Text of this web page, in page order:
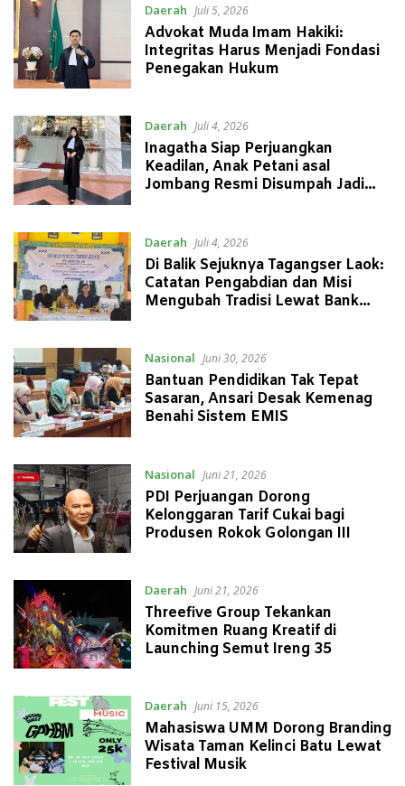
Daerah Juli 5, 2026
Advokat Muda Imam Hakiki:
Integritas Harus Menjadi Fondasi
Penegakan Hukum
Daerah Juli 4, 2026
Inagatha Siap Perjuangkan
Keadilan, Anak Petani asal
Jombang Resmi Disumpah Jadi
Daerah Juli 4, 2026
Di Balik Sejuknya Tagangser Laok:
Catatan Pengabdian dan Misi
Mengubah Tradisi Lewat Bank
Nasional Juni 30, 2026
Bantuan Pendidikan Tak Tepat
Sasaran, Ansari Desak Kemenag
Benahi Sistem EMIS
Nasional Juni 21, 2026
PDI Perjuangan Dorong
Kelonggaran Tarif Cukai bagi
Produsen Rokok Golongan III
Daerah Juni 21, 2026
Threefive Group Tekankan
Komitmen Ruang Kreatif di
Launching Semut Ireng 35
Daerah Juni 15, 2026
Mahasiswa UMM Dorong Branding
Wisata Taman Kelinci Batu Lewat
Festival Musik